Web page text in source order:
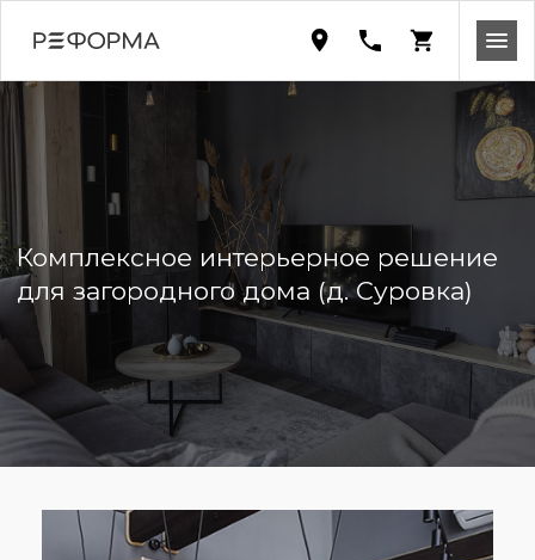
Комплексное интерьерное решение
для загородного дома (д. Суровка)